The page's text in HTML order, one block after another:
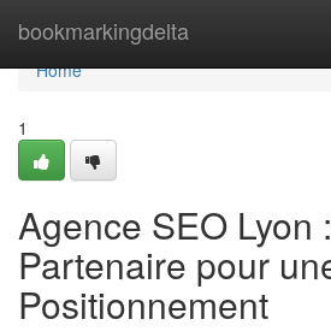
bookmarkingdelta
Home
Home
1
Agence SEO Lyon
Partenaire pour
Positionnement